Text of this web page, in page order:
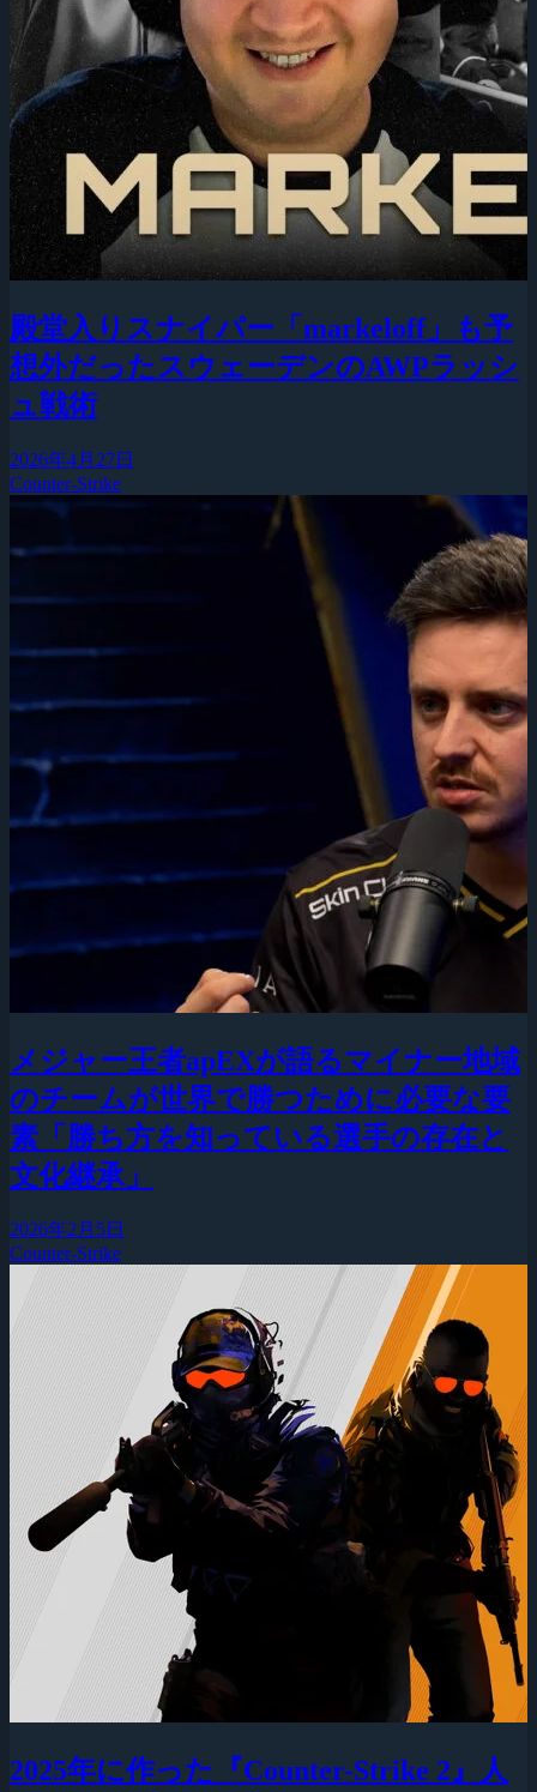
殿堂入りスナイパー「markeloff」も予
想外だったスウェーデンのAWPラッシ
ュ戦術
2026年4月27日
Counter-Strike
メジャー王者apEXが語るマイナー地域
のチームが世界で勝つために必要な要
素「勝ち方を知っている選手の存在と
文化継承」
2026年2月5日
Counter-Strike
2025年に作った『Counter-Strike 2』人